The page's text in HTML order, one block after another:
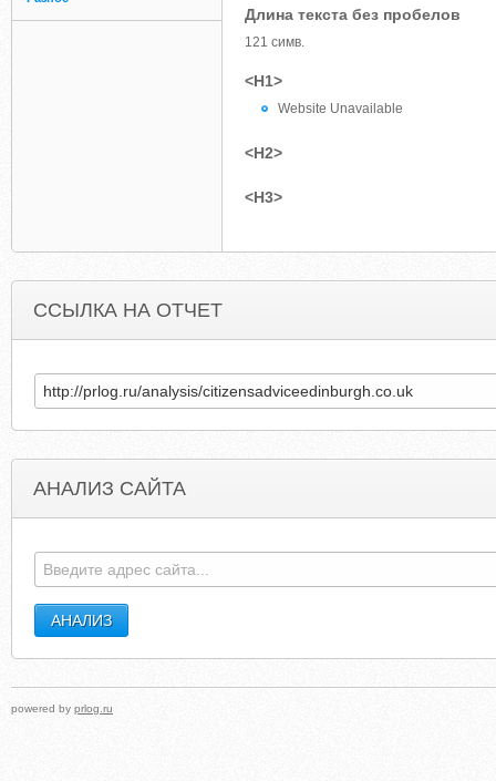
Длина текста без пробелов
121 симв.
<H1>
Website Unavailable
<H2>
<H3>
ССЫЛКА НА ОТЧЕТ
АНАЛИЗ САЙТА
powered by prlog.ru